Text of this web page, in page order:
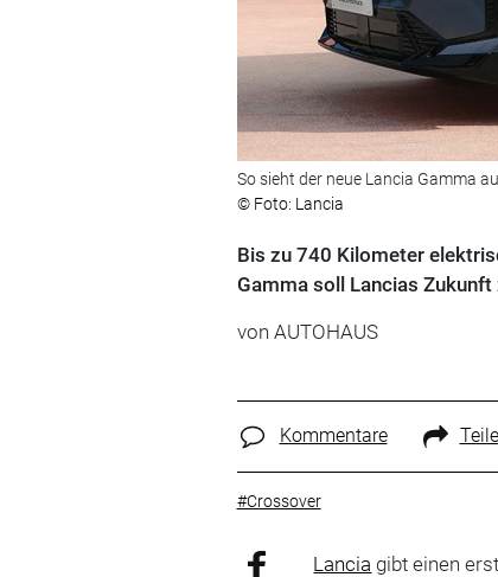
So sieht der neue Lancia Gamma
© Foto: Lancia
Bis zu 740 Kilometer
Gamma soll Lancias
von AUTOHAUS
Kommentare
#Crossover
Lancia gibt einen